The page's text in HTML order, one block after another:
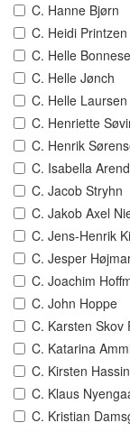
C. Hanne Bjørn
C. Heidi Printzen
C. Helle
C. Helle Jønch
C. Helle
C. Henriette
C. Henrik
C. Isabella
C. Jacob Stryhn
C. Jakob Axel
C. Jens-Henrik
C. Jesper
C. Joachim
C. John Hoppe
C. Karsten Skov
C. Katarina
C. Kirsten
C. Klaus
C. Kristian